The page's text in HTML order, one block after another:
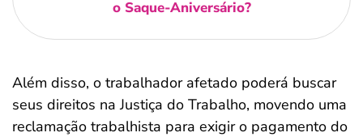
o Saque-Aniversário?
Além disso, o trabalhador afetado poderá buscar
seus direitos na Justiça do Trabalho, movendo uma
reclamação trabalhista para exigir o pagamento do